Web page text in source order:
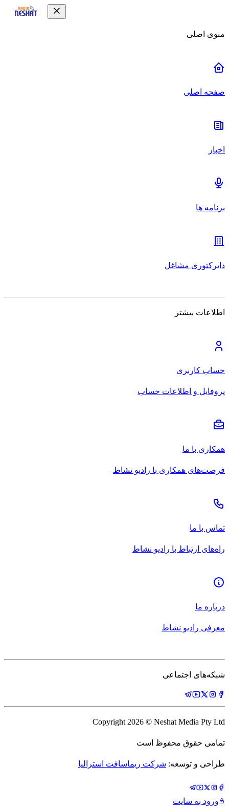
منوی اصلی
صفحه اصلی
اخبار
برنامه ها
دایرکتوری مشاغل
اطلاعات بیشتر
حساب کاربری
پروفایل و اطلاعات حساب
همکاری با ما
فرصت‌های همکاری با رادیو نشاط
تماس با ما
راه‌های ارتباط با رادیو نشاط
درباره ما
معرفی رادیو نشاط
شبکه‌های اجتماعی
Copyright 2026 © Neshat Media Pty Ltd
تمامی حقوق محفوظ است
طراحی و توسعه: شرکت ریماسافت استرالیا
ورود به سایت